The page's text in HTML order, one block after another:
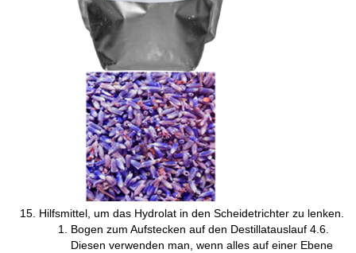
Hilfsmittel, um das Hydrolat in den Scheidetrichter zu lenken.
Bogen zum Aufstecken auf den Destillatauslauf 4.6.
Diesen verwenden man, wenn alles auf einer Ebene